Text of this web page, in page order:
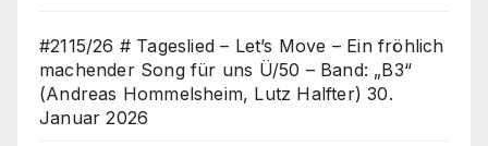
#2115/26 # Tageslied – Let’s Move – Ein fröhlich
machender Song für uns Ü/50 – Band: „B3“
(Andreas Hommelsheim, Lutz Halfter) 30.
Januar 2026